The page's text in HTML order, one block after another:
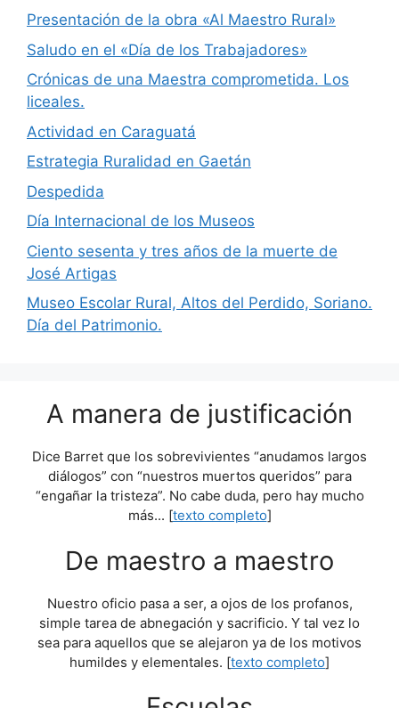
Presentación de la obra «Al Maestro Rural»
Saludo en el «Día de los Trabajadores»
Crónicas de una Maestra comprometida. Los
liceales.
Actividad en Caraguatá
Estrategia Ruralidad en Gaetán
Despedida
Día Internacional de los Museos
Ciento sesenta y tres años de la muerte de
José Artigas
Museo Escolar Rural, Altos del Perdido, Soriano.
Día del Patrimonio.
A manera de justificación
Dice Barret que los sobrevivientes “anudamos largos
diálogos” con “nuestros muertos queridos” para
“engañar la tristeza”. No cabe duda, pero hay mucho
más... [texto completo]
De maestro a maestro
Nuestro oficio pasa a ser, a ojos de los profanos,
simple tarea de abnegación y sacrificio. Y tal vez lo
sea para aquellos que se alejaron ya de los motivos
humildes y elementales. [texto completo]